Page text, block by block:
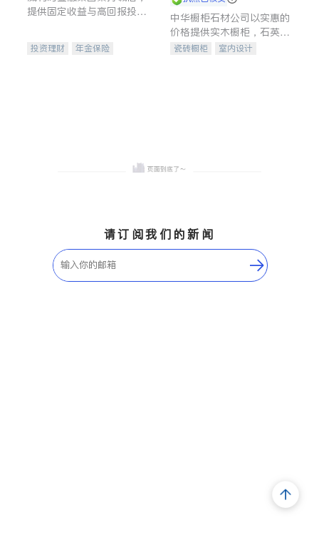
提供固定收益与高回报投资
合，助力客户实现目标
投资理财
年金保险
中华橱柜石材公司以实惠的
价格提供实木橱柜，石英石
台面，多种优质不锈钢水
瓷砖橱柜
室内设计
请订阅我们的新闻